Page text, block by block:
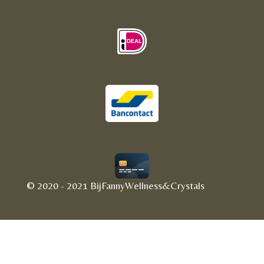
© 2020 - 2021 BijFannyWellness&Crystals